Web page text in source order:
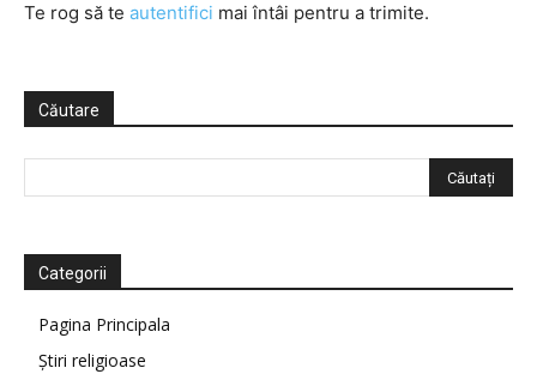
Te rog să te autentifici mai întâi pentru a trimite.
Căutare
Categorii
Pagina Principala
Știri religioase